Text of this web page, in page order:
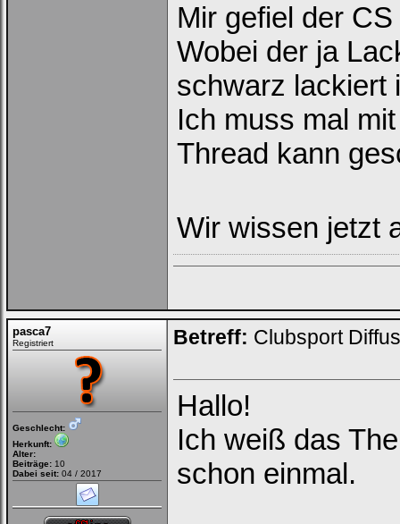
Mir gefiel der
Wobei der ja
schwarz lackiert
Ich muss mal
Thread kann
Wir wissen jetzt
pasca7
Registriert
Geschlecht:
Herkunft:
Alter:
Beiträge: 10
Dabei seit: 04 / 2017
Betreff: Clubsport
Hallo!
Ich weiß das
schon einmal.